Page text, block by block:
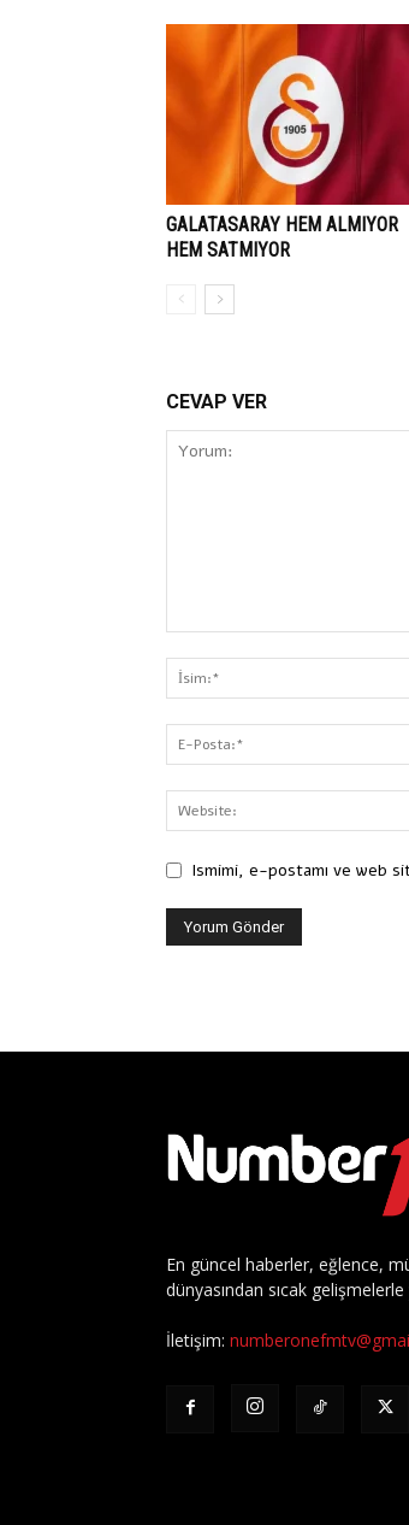
GALATASARAY HEM ALMIYOR
HEM SATMIYOR
CEVAP VER
Ismimi, e-postamı ve web
En güncel haberler, eğlence,
dünyasından sıcak gelişmelerle
İletişim: